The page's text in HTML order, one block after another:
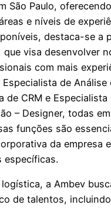
São Paulo,
e níveis de
destaca-se a
que visa desenvolver
com mais
de Análise
de CRM e Especialista
– Designer, todas
funções são
da empresa
específicas.
logística, a Ambev
de talentos,